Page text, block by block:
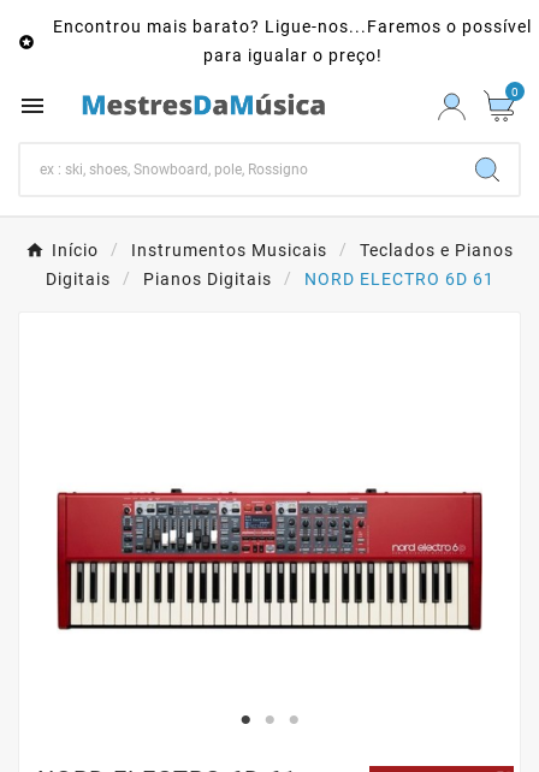

Encontrou mais barato? Ligue-nos...Faremos o possível
para igualar o preço!
 0
Início Instrumentos Musicais
Teclados e Pianos
Digitais
Pianos Digitais NORD ELECTRO 6D 61